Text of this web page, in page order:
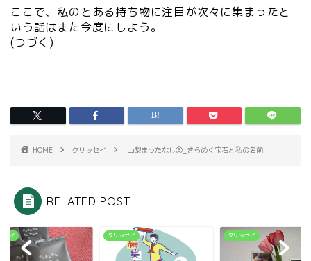
ここで、私のとある持ち物に注目が次々に集まったと
いう話はまた今度にしよう。
(つづく)
HOME クリッセイ 山梨まったなし⑤_きらめく宝石と私の名前
RELATED POST
セイ クリッセイ クリッセイ